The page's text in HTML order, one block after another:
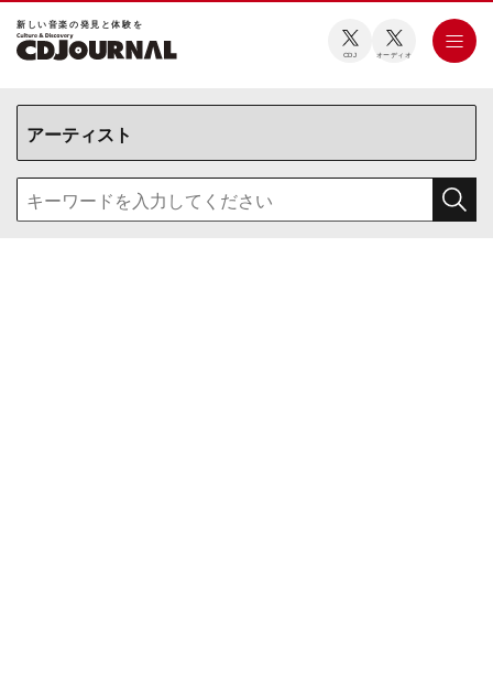
新しい⾳楽の発⾒と体験を
CDJ オーディオ